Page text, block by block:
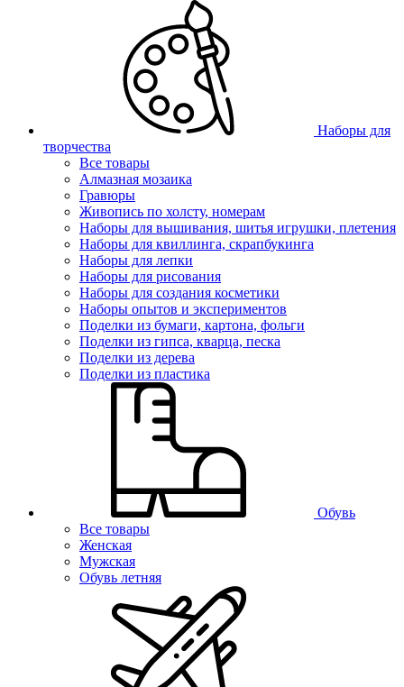
Наборы для
творчества
Все товары
Алмазная мозаика
Гравюры
Живопись по холсту, номерам
Наборы для вышивания, шитья игрушки, плетения
Наборы для квиллинга, скрапбукинга
Наборы для лепки
Наборы для рисования
Наборы для создания косметики
Наборы опытов и экспериментов
Поделки из бумаги, картона, фольги
Поделки из гипса, кварца, песка
Поделки из дерева
Поделки из пластика
Обувь
Все товары
Женская
Мужская
Обувь летняя